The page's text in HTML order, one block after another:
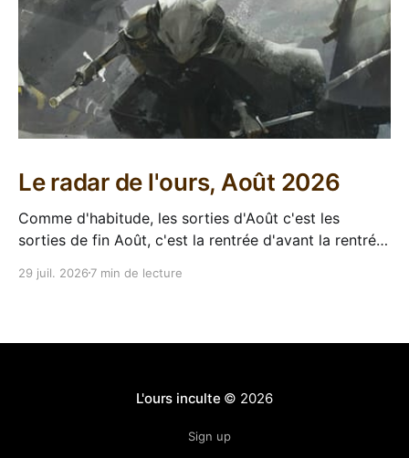
Le radar de l'ours, Août 2026
Comme d'habitude, les sorties d'Août c'est les
sorties de fin Août, c'est la rentrée d'avant la rentrée,
29 juil. 2026 7 min de lecture
L'ours inculte © 2026
Sign up